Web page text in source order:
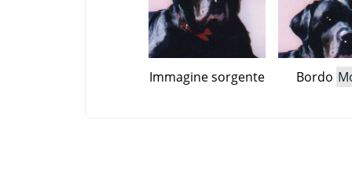
Immagine sorgente Bordo